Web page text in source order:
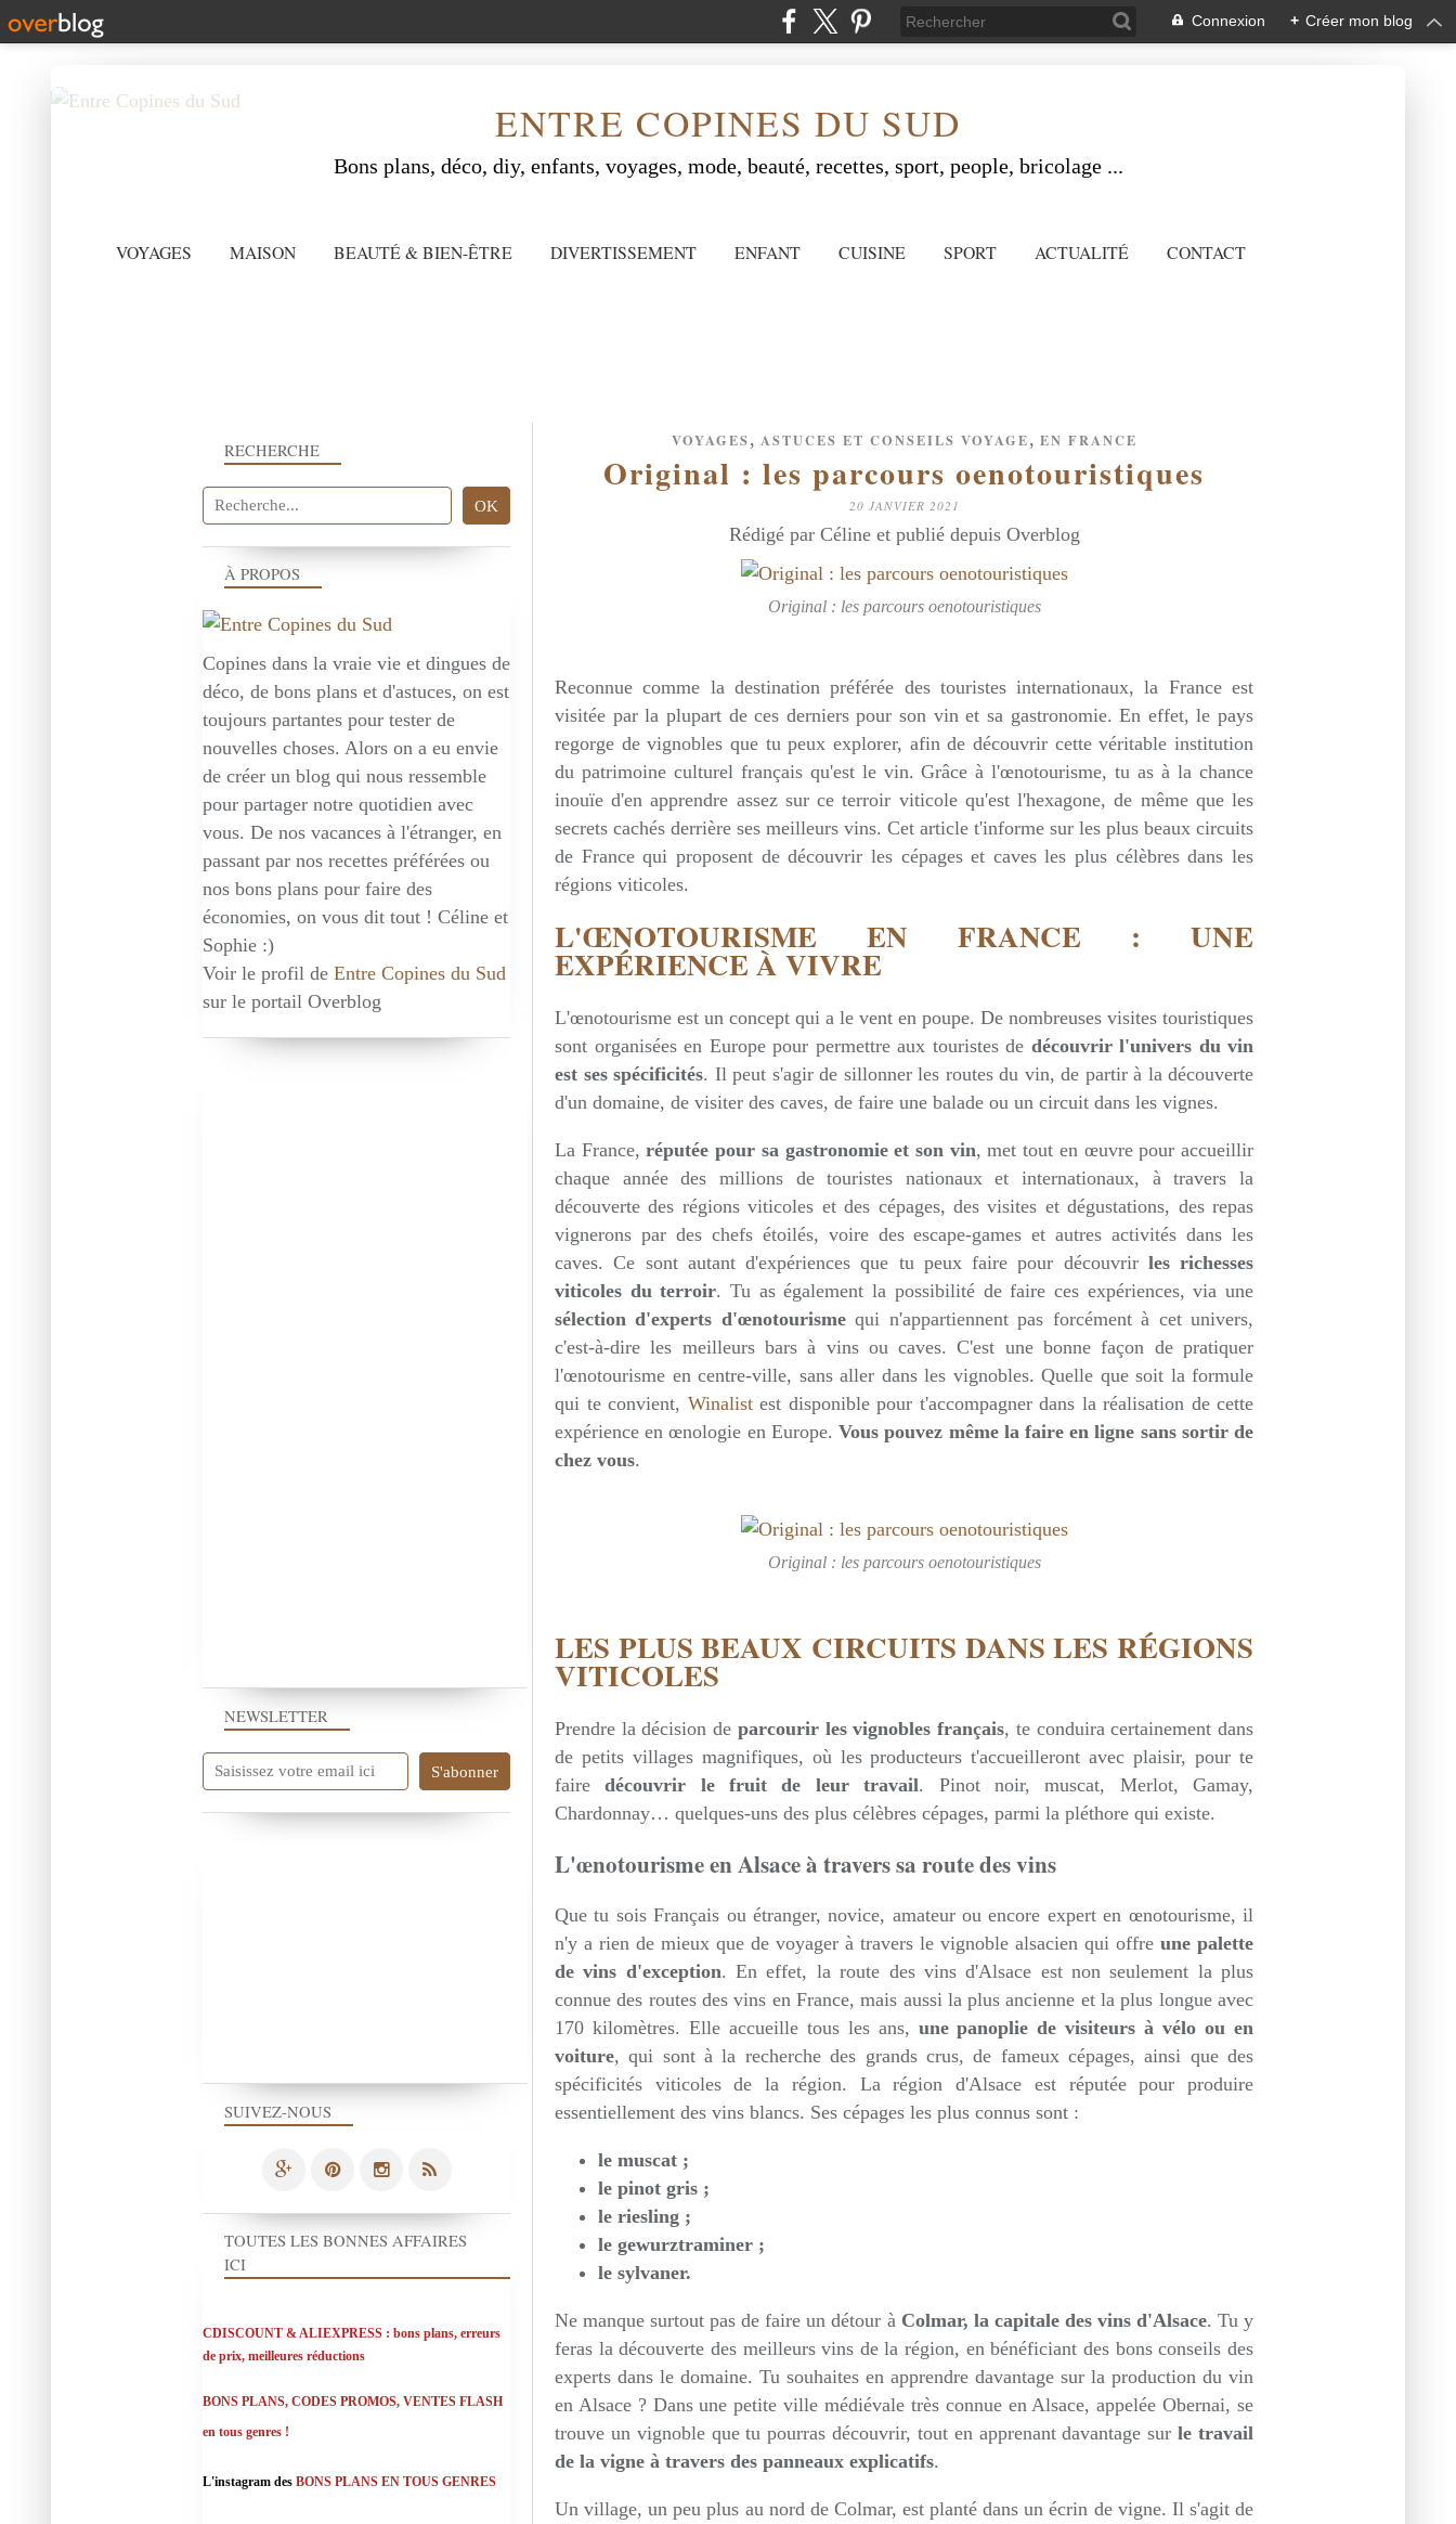
Connexion + Créer mon blog
ENTRE COPINES DU SUD
Bons plans, déco, diy, enfants, voyages, mode, beauté, recettes, sport, people, bricolage ...
VOYAGES MAISON BEAUTÉ & BIEN-ÊTRE DIVERTISSEMENT ENFANT CUISINE SPORT ACTUALITÉ CONTACT
VOYAGES, ASTUCES ET CONSEILS VOYAGE, EN FRANCE
Original : les parcours oenotouristiques
20 JANVIER 2021
Rédigé par Céline et publié depuis Overblog
Original : les parcours oenotouristiques
Reconnue comme la destination préférée des touristes internationaux, la France est
visitée par la plupart de ces derniers pour son vin et sa gastronomie. En effet, le pays
regorge de vignobles que tu peux explorer, afin de découvrir cette véritable institution
du patrimoine culturel français qu'est le vin. Grâce à l'œnotourisme, tu as à la chance
inouïe d'en apprendre assez sur ce terroir viticole qu'est l'hexagone, de même que les
secrets cachés derrière ses meilleurs vins. Cet article t'informe sur les plus beaux circuits
de France qui proposent de découvrir les cépages et caves les plus célèbres dans les
régions viticoles.
L'ŒNOTOURISME EN FRANCE : UNE
EXPÉRIENCE À VIVRE
L'œnotourisme est un concept qui a le vent en poupe. De nombreuses visites touristiques
sont organisées en Europe pour permettre aux touristes de découvrir l'univers du vin
est ses spécificités. Il peut s'agir de sillonner les routes du vin, de partir à la découverte
d'un domaine, de visiter des caves, de faire une balade ou un circuit dans les vignes.
La France,réputée pour sa gastronomie et son vin, met tout en œuvre pour accueillir
chaque année des millions de touristes nationaux et internationaux, à travers la
découverte des régions viticoles et des cépages, des visites et dégustations, des repas
vignerons par des chefs étoilés, voire des escape-games et autres activités dans les
caves. Ce sont autant d'expériences que tu peux faire pour découvrir les richesses
viticoles du terroir. Tu as également la possibilité de faire ces expériences, via une
sélection d'experts d'œnotourismequi n'appartiennent pas forcément à cet univers,
c'est-à-dire les meilleurs bars à vins ou caves. C'est une bonne façon de pratiquer
l'œnotourisme en centre-ville, sans aller dans les vignobles. Quelle que soit la formule
qui te convient, Winalistest disponible pour t'accompagner dans la réalisation de cette
expérience en œnologie en Europe.Vous pouvez même la faire en ligne sans sortir de
chez vous.
Original : les parcours oenotouristiques
LES PLUS BEAUX CIRCUITS DANS LES RÉGIONS
VITICOLES
Prendre la décision de parcourir les vignobles français, te conduira certainement dans
de petits villages magnifiques, où les producteurs t'accueilleront avec plaisir, pour te
fairedécouvrir le fruit de leur travail. Pinot noir, muscat, Merlot, Gamay,
Chardonnay… quelques-uns des plus célèbres cépages, parmi la pléthore qui existe.
L'œnotourisme en Alsace à travers sa route des vins
Que tu sois Français ou étranger, novice, amateur ou encore expert en œnotourisme, il
n'y a rien de mieux que de voyager à travers le vignoble alsacien qui offre une palette
de vins d'exception. En effet, la route des vins d'Alsace est non seulement la plus
connue des routes des vins en France, mais aussi la plus ancienne et la plus longue avec
170 kilomètres. Elle accueille tous les ans, une panoplie de visiteurs à vélo ou en
voiture, qui sont à la recherche des grands crus, de fameux cépages, ainsi que des
spécificités viticoles de la région. La région d'Alsace est réputée pour produire
essentiellement des vins blancs. Ses cépages les plus connus sont :
le muscat ;
le pinot gris ;
le riesling ;
le gewurztraminer ;
le sylvaner.
Ne manque surtout pas de faire un détour à Colmar, la capitale des vins d'Alsace. Tu y
feras la découverte des meilleurs vins de la région, en bénéficiant des bons conseils des
experts dans le domaine. Tu souhaites en apprendre davantage sur la production du vin
en Alsace ? Dans une petite ville médiévale très connue en Alsace, appelée Obernai, se
trouve un vignoble que tu pourras découvrir, tout en apprenant davantage surle travail
de la vigne à travers des panneaux explicatifs.
Un village, un peu plus au nord de Colmar, est planté dans un écrin de vigne. Il s'agit de
NEWSLETTER
SUIVEZ-NOUS
RECHERCHE
À PROPOS
Copines dans la vraie vie et dingues de
déco, de bons plans et d'astuces, on est
toujours partantes pour tester de
nouvelles choses. Alors on a eu envie
de créer un blog qui nous ressemble
pour partager notre quotidien avec
vous. De nos vacances à l'étranger, en
passant par nos recettes préférées ou
nos bons plans pour faire des
économies, on vous dit tout ! Céline et
Sophie :)
Voir le profil de Entre Copines du Sud
sur le portail Overblog
TOUTES LES BONNES AFFAIRES
ICI
CDISCOUNT & ALIEXPRESS : bons plans, erreurs
de prix, meilleures réductions
BONS PLANS, CODES PROMOS, VENTES FLASH
en tous genres !
L'instagram des BONS PLANS EN TOUS GENRES